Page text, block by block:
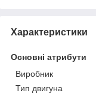
Характеристики
Основні атрибути
Виробник
Тип двигуна